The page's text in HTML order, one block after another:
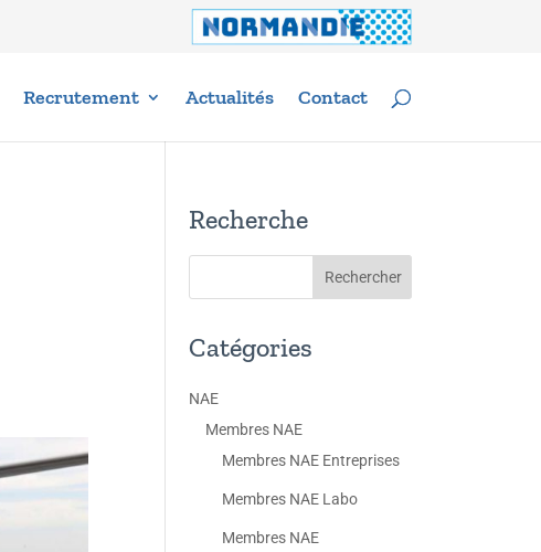
Recrutement Actualités Contact
Recherche
Catégories
NAE
Membres NAE
Membres NAE Entreprises
Membres NAE Labo
Membres NAE